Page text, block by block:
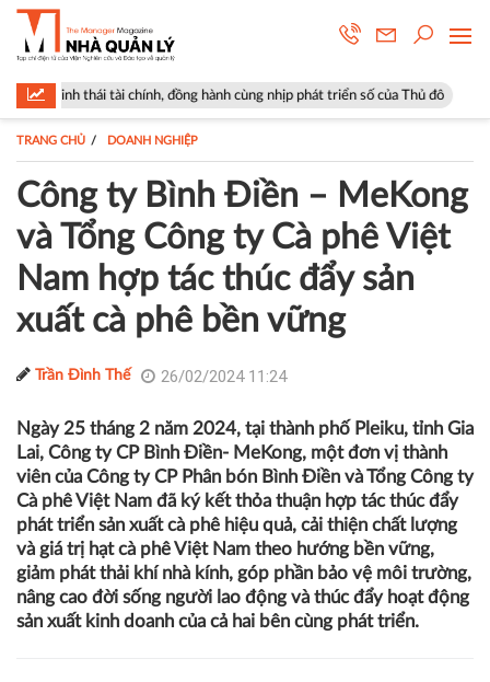
đồng hành cùng nhịp phát triển số của Thủ đô Góp ý sửa đổi
TRANG CHỦ DOANH NGHIỆP
Công ty Bình Điền – MeKong
và Tổng Công ty Cà phê Việt
Nam hợp tác thúc đẩy sản
xuất cà phê bền vững
Trần Đình Thế 26/02/2024 11:24
Ngày 25 tháng 2 năm 2024, tại thành phố Pleiku, tỉnh Gia
Lai, Công ty CP Bình Điền- MeKong, một đơn vị thành
viên của Công ty CP Phân bón Bình Điền và Tổng Công ty